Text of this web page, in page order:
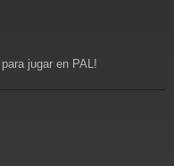
jugar en PAL!